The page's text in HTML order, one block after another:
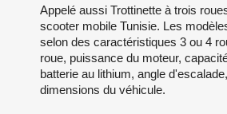
Appelé aussi Trottinette à trois
scooter mobile Tunisie. Les
selon des caractéristiques 3 ou 4
roue, puissance du moteur,
batterie au lithium, angle
dimensions du véhicule.